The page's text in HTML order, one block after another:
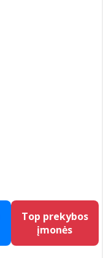
Top prekybos
įmonės